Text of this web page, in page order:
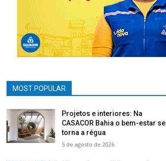
MOST POPULAR
Projetos e interiores: Na
CASACOR Bahia o bem-estar se
torna a régua
5 de agosto de 2026